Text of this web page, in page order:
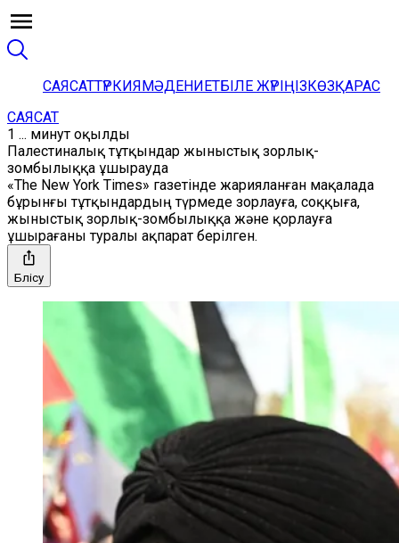
САЯСАТТҮРКИЯМӘДЕНИЕТБІЛЕ ЖҮРІҢІЗКӨЗҚАРАС
САЯСАТ
1 ... минут оқылды
Палестиналық тұтқындар жыныстық зорлық-
зомбылыққа ұшырауда
«The New York Times» газетінде жарияланған мақалада
бұрынғы тұтқындардың түрмеде зорлауға, соққыға,
жыныстық зорлық-зомбылыққа және қорлауға
ұшырағаны туралы ақпарат берілген.
Бөлісу